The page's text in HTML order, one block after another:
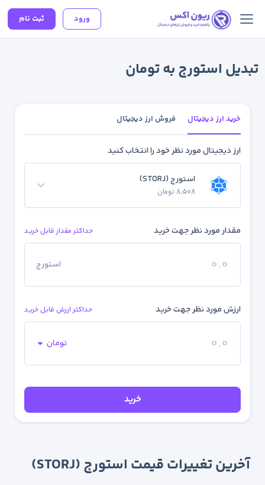
ورود ثبت نام
تبدیل استورج به تومان
خرید ارز دیجیتال فروش ارز دیجیتال
ارز دیجیتال مورد نظر خود را انتخاب کنید
استورج (STORJ)
8,508 تومان
مقدار مورد نظر جهت خرید حداکثر مقدار قابل خرید
استورج
ارزش مورد نظر جهت خرید حداکثر ارزش قابل خرید
تومان
خرید
آخرین تغییرات قیمت استورج (STORJ)